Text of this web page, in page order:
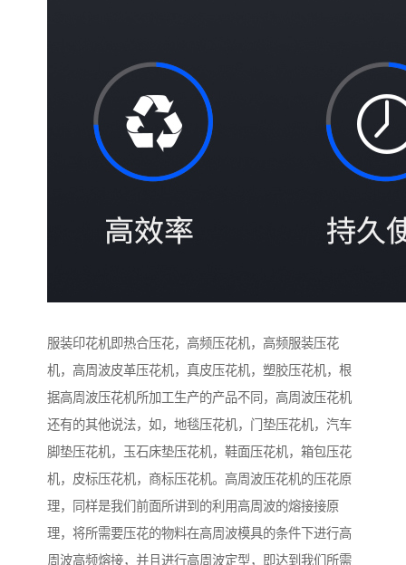
服装印花机即热合压花，高频压花机，高频服装压花
机，高周波皮革压花机，真皮压花机，塑胶压花机，根
据高周波压花机所加工生产的产品不同，高周波压花机
还有的其他说法，如，地毯压花机，门垫压花机，汽车
脚垫压花机，玉石床垫压花机，鞋面压花机，箱包压花
机，皮标压花机，商标压花机。高周波压花机的压花原
理，同样是我们前面所讲到的利用高周波的熔接接原
理，将所需要压花的物料在高周波模具的条件下进行高
周波高频熔接，并且进行高周波定型，即达到我们所需